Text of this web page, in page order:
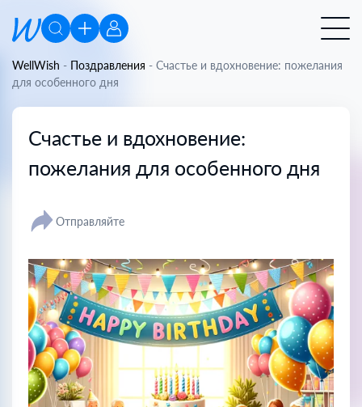
WellWish - Поздравления - Счастье и вдохновение: пожелания
для особенного дня
Счастье и вдохновение:
пожелания для особенного дня
Отправляйте